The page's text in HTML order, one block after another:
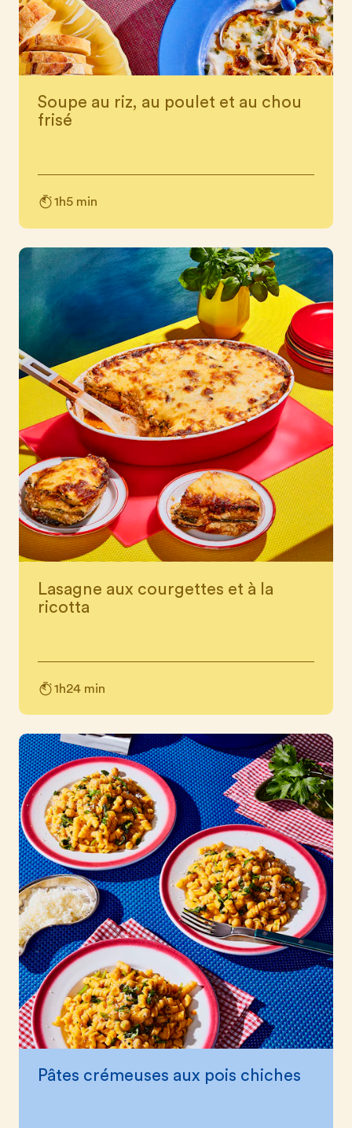
Soupe au riz, au poulet et au chou
frisé
1h5 min
Lasagne aux courgettes et à la
ricotta
1h24 min
Pâtes crémeuses aux pois chiches